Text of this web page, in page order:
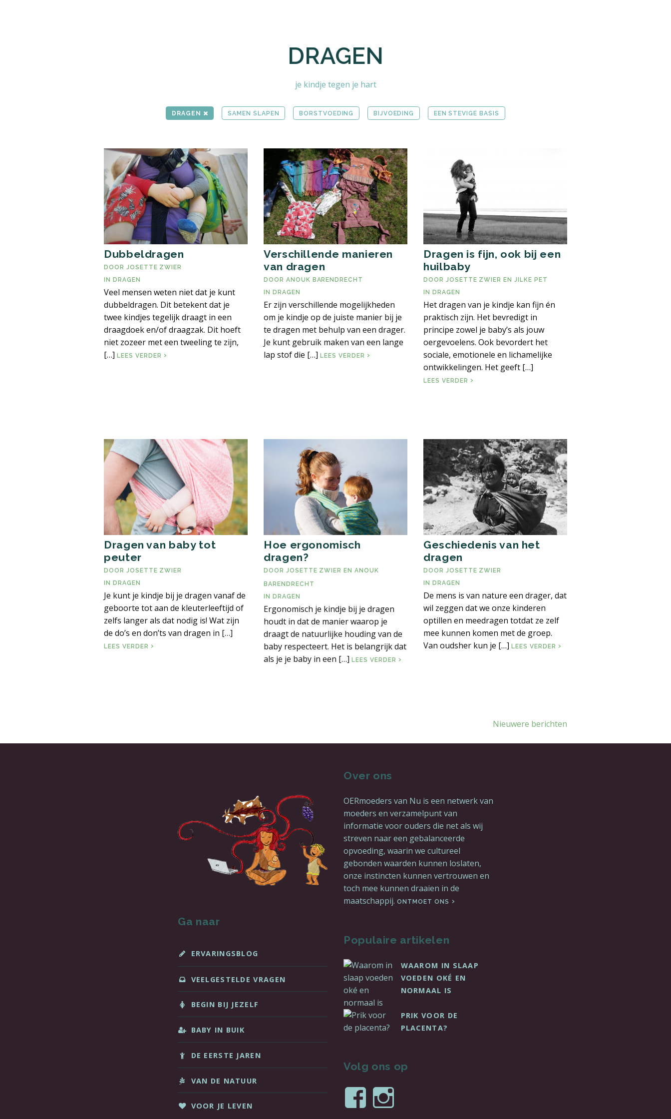
DRAGEN
je kindje tegen je hart
DRAGEN SAMEN SLAPEN BORSTVOEDING BIJVOEDING EEN STEVIGE BASIS
Dubbeldragen
DOOR JOSETTE ZWIER
IN
DRAGEN
Veel mensen weten niet dat je kunt
dubbeldragen. Dit betekent dat je
twee kindjes tegelijk draagt in een
draagdoek en/of draagzak. Dit hoeft
niet zozeer met een tweeling te zijn,
[…] LEES VERDER DUBBELDRAGEN
Verschillende manieren
van dragen
DOOR ANOUK BARENDRECHT
IN
DRAGEN
Er zijn verschillende mogelijkheden
om je kindje op de juiste manier bij je
te dragen met behulp van een drager.
Je kunt gebruik maken van een lange
lap stof die […] LEES VERDER VERSCHILLENDE MANIEREN VAN DRAGEN
Dragen is fijn, ook bij een
huilbaby
DOOR JOSETTE ZWIER ENJILKE PET
IN
DRAGEN
Het dragen van je kindje kan fijn én
praktisch zijn. Het bevredigt in
principe zowel je baby’s als jouw
oergevoelens. Ook bevordert het
sociale, emotionele en lichamelijke
ontwikkelingen. Het geeft […]
LEES VERDER DRAGEN IS FIJN, OOK BIJ EEN HUILBABY
Dragen van baby tot
peuter
DOOR JOSETTE ZWIER
IN DRAGEN
Je kunt je kindje bij je dragen vanaf de
geboorte tot aan de kleuterleeftijd of
zelfs langer als dat nodig is! Wat zijn
de do’s en don’ts van dragen in […]
LEES VERDER DRAGEN VAN BABY TOT PEUTER
Hoe ergonomisch
dragen?
DOOR JOSETTE ZWIER ENANOUK
BARENDRECHT
IN DRAGEN
Ergonomisch je kindje bij je dragen
houdt in dat de manier waarop je
draagt de natuurlijke houding van de
baby respecteert. Het is belangrijk dat
als je je baby in een […] LEES VERDER HOE ERGONOMISCH DRAGEN?
Geschiedenis van het
dragen
DOOR JOSETTE ZWIER
IN DRAGEN
De mens is van nature een drager, dat
wil zeggen dat we onze kinderen
optillen en meedragen totdat ze zelf
mee kunnen komen met de groep.
Van oudsher kun je […] LEES VERDER GESCHIEDENIS VAN HET DRAGEN
Nieuwere berichten
Ga naar
ERVARINGSBLOG
VEELGESTELDE VRAGEN
BEGIN BIJ JEZELF
BABY IN BUIK
DE EERSTE JAREN
VAN DE NATUUR
VOOR JE LEVEN
Over ons
OERmoeders van Nu is een netwerk van
moeders en verzamelpunt van
informatie voor ouders die net als wij
streven naar een gebalanceerde
opvoeding, waarin we cultureel
gebonden waarden kunnen loslaten,
onze instincten kunnen vertrouwen en
toch mee kunnen draaien in de
maatschappij. ONTMOET ONS
Populaire artikelen
WAAROM IN SLAAP
VOEDEN OKÉ EN
NORMAAL IS
PRIK VOOR DE
PLACENTA?
Volg ons op
Bekijk